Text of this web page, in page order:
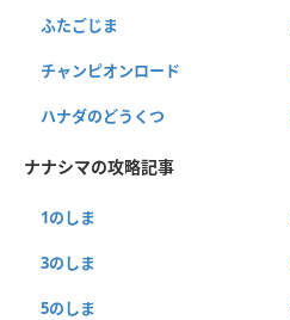
ふたごじま
チャンピオンロード
ハナダのどうくつ
ナナシマの攻略記事
1のしま
3のしま
5のしま